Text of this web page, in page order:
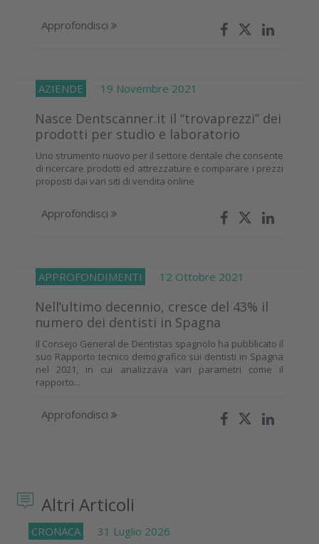
Approfondisci
AZIENDE 19 Novembre 2021
Nasce Dentscanner.it il “trovaprezzi” dei
prodotti per studio e laboratorio
Uno strumento nuovo per il settore dentale che consente
di ricercare prodotti ed attrezzature e comparare i prezzi
proposti dai vari siti di vendita online
Approfondisci
APPROFONDIMENTI 12 Ottobre 2021
Nell’ultimo decennio, cresce del 43% il
numero dei dentisti in Spagna
Il Consejo General de Dentistas spagnolo ha pubblicato il
suo Rapporto tecnico demografico sui dentisti in Spagna
nel 2021, in cui analizzava vari parametri come il
rapporto...
Approfondisci
Altri Articoli
CRONACA 31 Luglio 2026